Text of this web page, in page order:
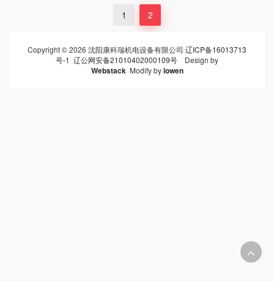
1 2
Copyright © 2026 沈阳康科瑞机电设备有限公司 辽ICP备16013713
号-1 辽公网安备21010402000109号 Design by
Webstack Modify byiowen